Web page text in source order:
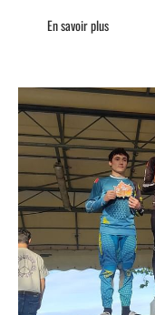
En savoir plus